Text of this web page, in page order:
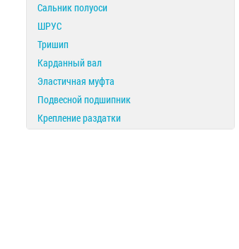
Сальник полуоси
ШРУС
Тришип
Карданный вал
Эластичная муфта
Подвесной подшипник
Крепление раздатки